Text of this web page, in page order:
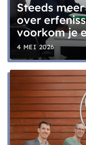
Steeds
over
voorkom je
4 MEI 2026